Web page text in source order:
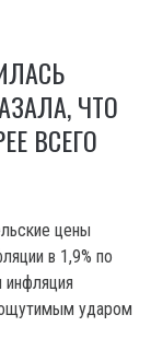
ЧТО
ВСЕГО
цены
в 1,9% по
ощутимым ударом